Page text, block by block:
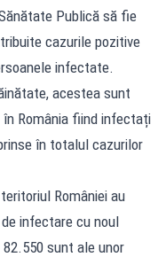
Publică să fie
cazurile pozitive
infectate.
acestea sunt
România fiind infectați
în totalul cazurilor
României au
infectare cu noul
sunt ale unor